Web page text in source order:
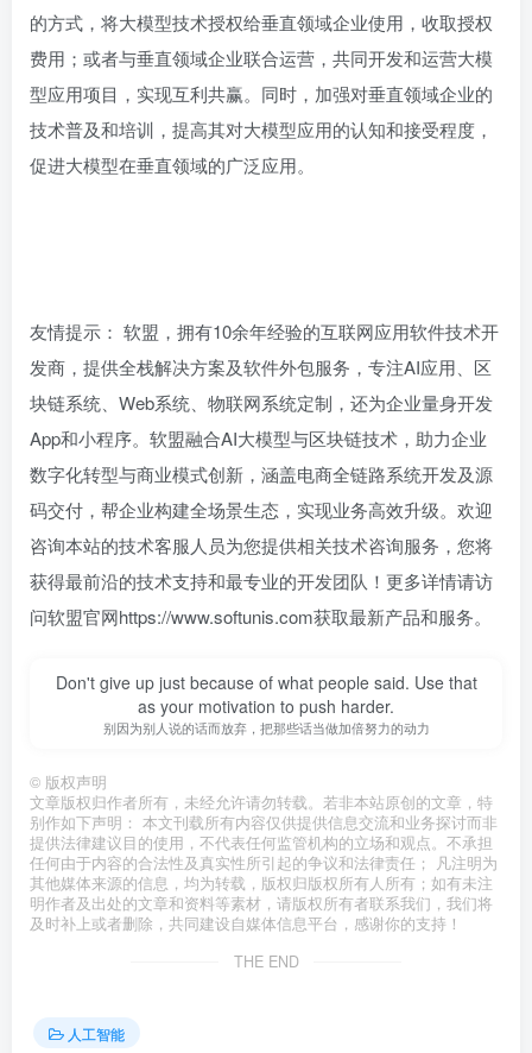
的方式，将大模型技术授权给垂直领域企业使用，收取授权
费用；或者与垂直领域企业联合运营，共同开发和运营大模
型应用项目，实现互利共赢。同时，加强对垂直领域企业的
技术普及和培训，提高其对大模型应用的认知和接受程度，
促进大模型在垂直领域的广泛应用。
友情提示： 软盟，拥有10余年经验的互联网应用软件技术开
发商，提供全栈解决方案及软件外包服务，专注AI应用、区
块链系统、Web系统、物联网系统定制，还为企业量身开发
App和小程序。软盟融合AI大模型与区块链技术，助力企业
数字化转型与商业模式创新，涵盖电商全链路系统开发及源
码交付，帮企业构建全场景生态，实现业务高效升级。欢迎
咨询本站的技术客服人员为您提供相关技术咨询服务，您将
获得最前沿的技术支持和最专业的开发团队！更多详情请访
问软盟官网https://www.softunis.com获取最新产品和服务。
Don't give up just because of what people said. Use that
as your motivation to push harder.
别因为别人说的话而放弃，把那些话当做加倍努力的动力
© 版权声明
文章版权归作者所有，未经允许请勿转载。若非本站原创的文章，特
别作如下声明： 本文刊载所有内容仅供提供信息交流和业务探讨而非
提供法律建议目的使用，不代表任何监管机构的立场和观点。不承担
任何由于内容的合法性及真实性所引起的争议和法律责任； 凡注明为
其他媒体来源的信息，均为转载，版权归版权所有人所有；如有未注
明作者及出处的文章和资料等素材，请版权所有者联系我们，我们将
及时补上或者删除，共同建设自媒体信息平台，感谢你的支持！
THE END
人工智能